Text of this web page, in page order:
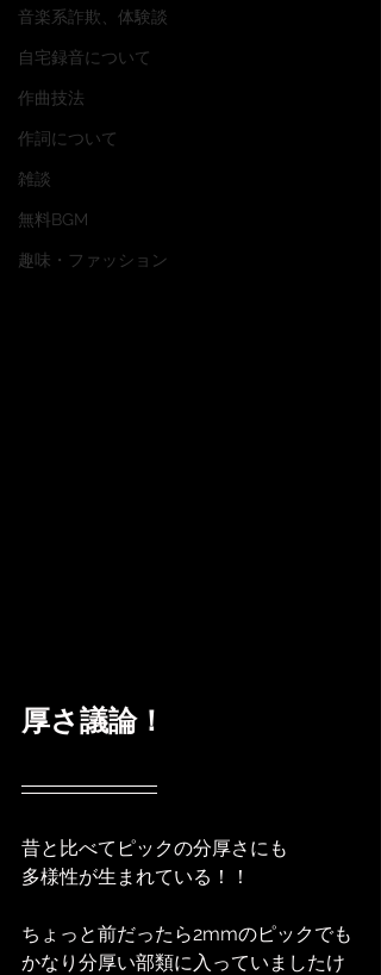
音楽系詐欺、体験談
自宅録音について
作曲技法
作詞について
雑談
無料BGM
趣味・ファッション
厚さ議論！
昔と比べてピックの分厚さにも
多様性が生まれている！！
ちょっと前だったら2mmのピックでも
かなり分厚い部類に入っていましたけ